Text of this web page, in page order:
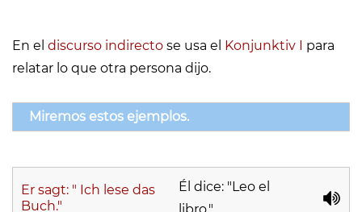
En el discurso indirecto se usa el Konjunktiv I
para
relatar lo que otra persona dijo.
Miremos estos ejemplos.
Er sagt: " Ich lese das
Buch."
Él dice: "Leo el